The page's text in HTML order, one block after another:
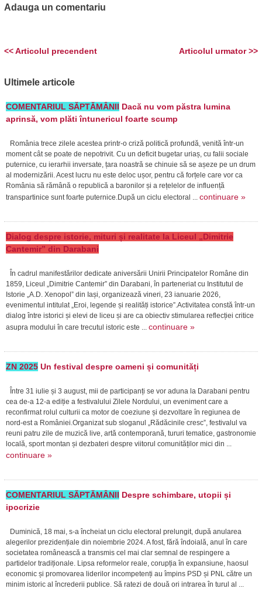
Adauga un comentariu
Articolul urmator >>
<< Articolul precendent
Ultimele articole
COMENTARIUL SĂPTĂMÂNII Dacă nu vom păstra lumina
aprinsă, vom plăti întunericul foarte scump
România trece zilele acestea printr-o criză politică profundă, venită într-un
moment cât se poate de nepotrivit. Cu un deficit bugetar uriaș, cu falii sociale
puternice, cu ierarhii inversate, țara noastră se chinuie să se așeze pe un drum
al modernizării. Acest lucru nu este deloc ușor, pentru că forțele care vor ca
România să rămână o republică a baronilor și a rețelelor de influență
transpartinice sunt foarte puternice.După un ciclu electoral ... continuare »
Dialog despre istorie, mituri și realitate la Liceul „Dimitrie
Cantemir” din Darabani
În cadrul manifestărilor dedicate aniversării Unirii Principatelor Române din
1859, Liceul „Dimitrie Cantemir” din Darabani, în parteneriat cu Institutul de
Istorie „A.D. Xenopol” din Iași, organizează vineri, 23 ianuarie 2026,
evenimentul intitulat „Eroi, legende și realități istorice”.Activitatea constă într-un
dialog între istorici și elevi de liceu și are ca obiectiv stimularea reflecției critice
asupra modului în care trecutul istoric este ... continuare »
ZN 2025Un festival despre oameni și comunități
Între 31 iulie și 3 august, mii de participanți se vor aduna la Darabani pentru
cea de-a 12-a ediție a festivalului Zilele Nordului, un eveniment care a
reconfirmat rolul culturii ca motor de coeziune și dezvoltare în regiunea de
nord-est a României.Organizat sub sloganul „Rădăcinile cresc”, festivalul va
reuni patru zile de muzică live, artă contemporană, tururi tematice, gastronomie
locală, sport montan și dezbateri despre viitorul comunităților mici din ...
continuare »
COMENTARIUL SĂPTĂMÂNII Despre schimbare, utopii și
ipocrizie
Duminică, 18 mai, s-a încheiat un ciclu electoral prelungit, după anularea
alegerilor prezidențiale din noiembrie 2024. A fost, fără îndoială, anul în care
societatea românească a transmis cel mai clar semnal de respingere a
partidelor tradiționale. Lipsa reformelor reale, corupția în expansiune, haosul
economic și promovarea liderilor incompetenți au împins PSD și PNL către un
minim istoric al încrederii publice. Să ratezi de două ori intrarea în turul al ...